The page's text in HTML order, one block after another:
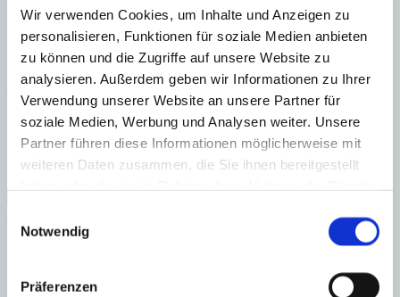
Wir verwenden Cookies, um Inhalte und Anzeigen zu
personalisieren, Funktionen für soziale Medien anbieten
zu können und die Zugriffe auf unsere Website zu
analysieren. Außerdem geben wir Informationen zu Ihrer
Verwendung unserer Website an unsere Partner für
soziale Medien, Werbung und Analysen weiter. Unsere
Partner führen diese Informationen möglicherweise mit
weiteren Daten zusammen, die Sie ihnen bereitgestellt
Notwendig
Präferenzen
Ausblicke auf das Mittelmeer, die Hafeneinfahrt und die Insel Sa
Dragonera. Umgeben von eleganten Villen und kleinen Residenzen
verbindet die Lage Ruhe und Privatsphäre mit der Nähe zum
lebendigen Hafen von Port Andratx. Restaurants, Boutiquen,
Einkaufsmöglichkeiten und die Marina sind in wenigen Minuten
erreichbar. Die Kombination aus einzigartiger Naturlage,
mediterranem Flair und exklusivem Wohnumfeld macht diese
einzigartige Küstenlage zu etwas ganz Besonderem.
Wohn-/Esszimmer mit offener Küche, Wirtschafts-/Abstellraum, 3
Schlafzimmer mit Bädern en suite, Gästetoilette
Nähe Zentrum
Immobilie in Anlage
Energieeffizienz